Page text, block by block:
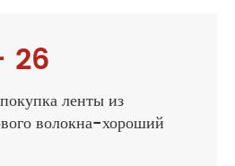
26
ленты из
волокна-хороший